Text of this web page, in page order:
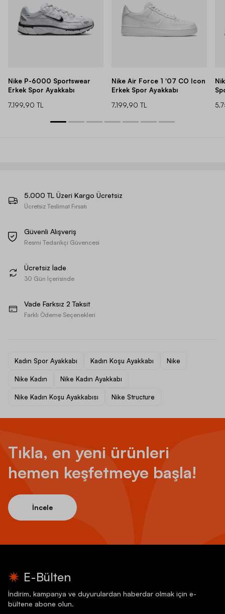
Nike P-6000 Sportswear
Erkek Spor Ayakkabı
7.199,90 TL
Nike Air Force 1 '07 CO Icon
Erkek Spor Ayakkabı
7.199,90 TL
5.000 TL Üzeri Kargo Ücretsiz
Ücretsiz Teslimat Fırsatı
Güvenli Alışveriş
Resmi Tedarikçi Güvencesi
Ücretsiz İade
30 Gün İçerisinde
Vade Farksız 2 Taksit
Farklı Ödeme Seçenekleri
Kadın Spor Ayakkabı Kadın Koşu Ayakkabı Nike
Nike Kadın Nike Kadın Ayakkabı
Nike Kadın Koşu Ayakkabısı Nike Structure
Tıkla, en yeni ürünleri
hemen keşfetmeye başla!
İncele
E-Bülten
İndirim, kampanya ve duyurulardan haberdar olmak için e-
bültene abone olun.